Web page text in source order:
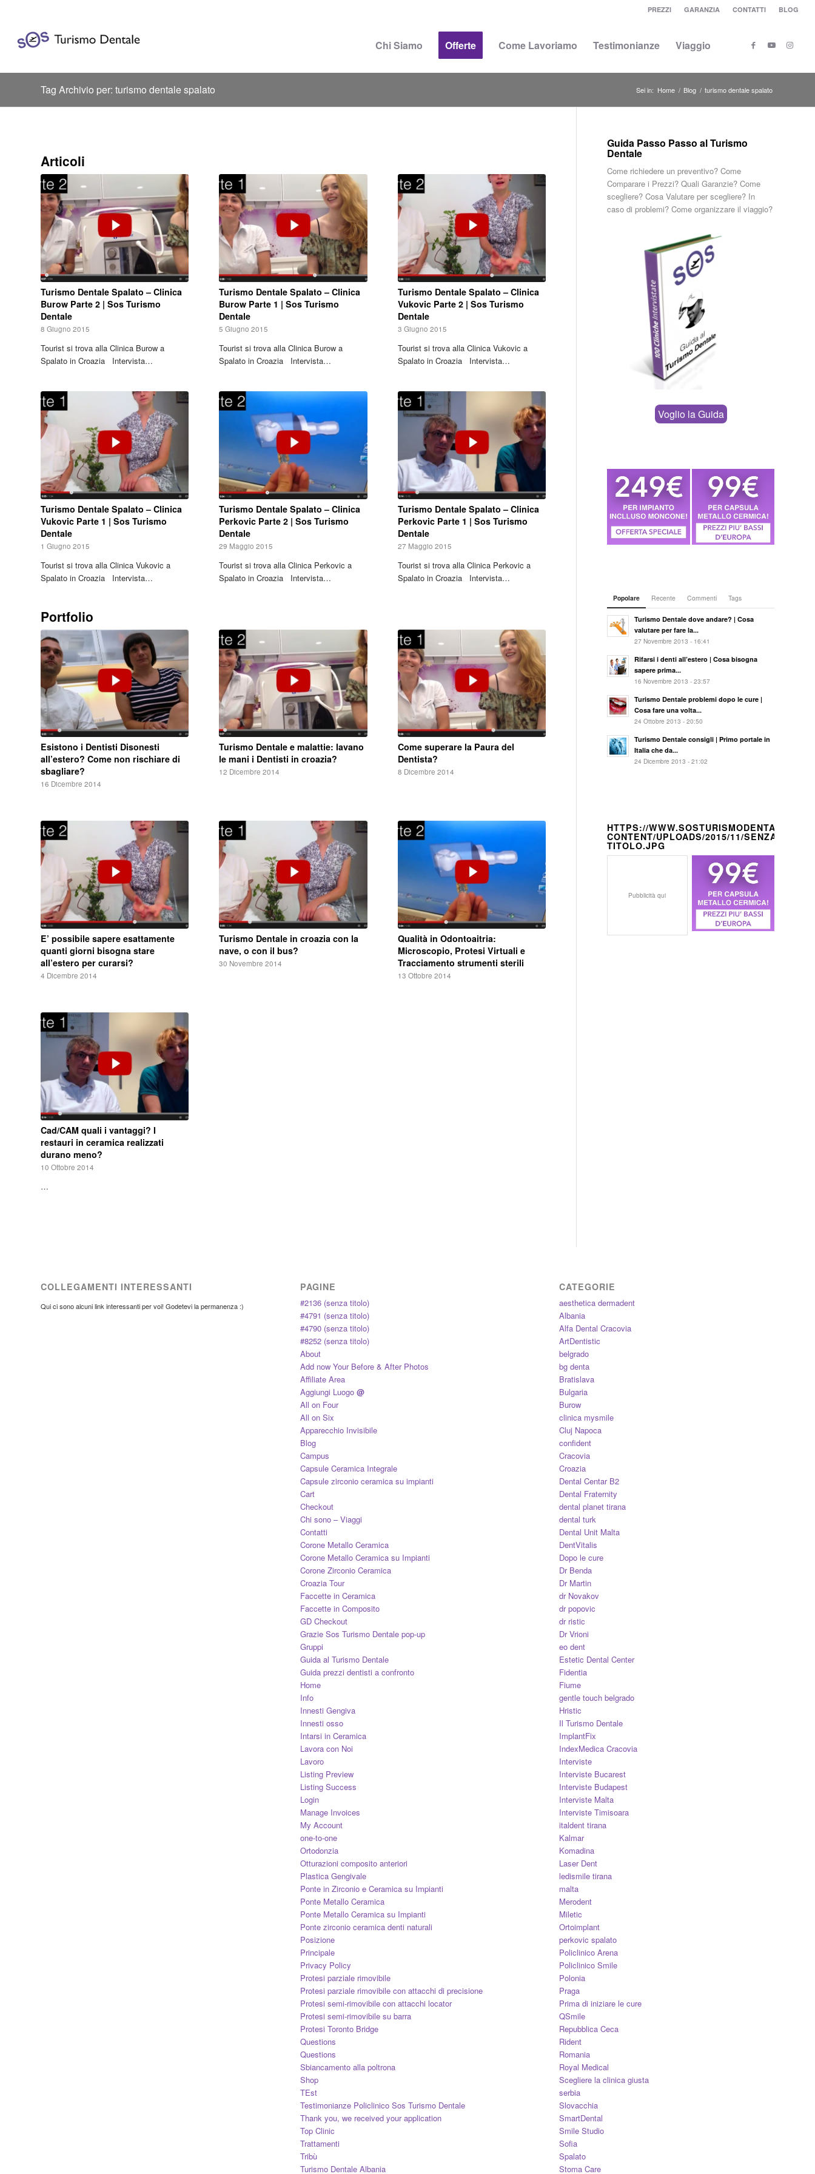
PREZZI GARANZIA CONTATTI BLOG
Chi Siamo Offerte Come Lavoriamo Testimonianze Viaggio
Tag Archivio per: turismo dentale spalato Sei in: Home / Blog / turismo dentale spalato
Articoli
Turismo Dentale Spalato – Clinica
Burow Parte 2 | Sos Turismo
Dentale
8 Giugno 2015
Tourist si trova alla Clinica Burow a
Spalato in Croazia Intervista…
Turismo Dentale Spalato – Clinica
Burow Parte 1 | Sos Turismo
Dentale
5 Giugno 2015
Tourist si trova alla Clinica Burow a
Spalato in Croazia Intervista…
Turismo Dentale Spalato – Clinica
Vukovic Parte 2 | Sos Turismo
Dentale
3 Giugno 2015
Tourist si trova alla Clinica Vukovic a
Spalato in Croazia Intervista…
Turismo Dentale Spalato – Clinica
Vukovic Parte 1 | Sos Turismo
Dentale
1 Giugno 2015
Tourist si trova alla Clinica Vukovic a
Spalato in Croazia Intervista…
Turismo Dentale Spalato – Clinica
Perkovic Parte 2 | Sos Turismo
Dentale
29 Maggio 2015
Tourist si trova alla Clinica Perkovic a
Spalato in Croazia Intervista…
Turismo Dentale Spalato – Clinica
Perkovic Parte 1 | Sos Turismo
Dentale
27 Maggio 2015
Tourist si trova alla Clinica Perkovic a
Spalato in Croazia Intervista…
Portfolio
Esistono i Dentisti Disonesti
all’estero? Come non rischiare di
sbagliare?
16 Dicembre 2014
Turismo Dentale e malattie: lavano
le mani i Dentisti in croazia?
12 Dicembre 2014
Come superare la Paura del
Dentista?
8 Dicembre 2014
E’ possibile sapere esattamente
quanti giorni bisogna stare
all’estero per curarsi?
4 Dicembre 2014
Turismo Dentale in croazia con la
nave, o con il bus?
30 Novembre 2014
Qualità in Odontoaitria:
Microscopio, Protesi Virtuali e
Tracciamento strumenti sterili
13 Ottobre 2014
Cad/CAM quali i vantaggi? I
restauri in ceramica realizzati
durano meno?
10 Ottobre 2014
…
Guida Passo Passo al Turismo
Dentale
Come richiedere un preventivo? Come
Comparare i Prezzi? Quali Garanzie? Come
scegliere? Cosa Valutare per scegliere? In
caso di problemi? Come organizzare il viaggio?
Voglio la Guida
Popolare Recente Commenti Tags
Turismo Dentale dove andare? | Cosa
valutare per fare la...
27 Novembre 2013 - 16:41
Rifarsi i denti all’estero | Cosa bisogna
sapere prima...
16 Novembre 2013 - 23:57
Turismo Dentale problemi dopo le cure |
Cosa fare una volta...
24 Ottobre 2013 - 20:50
Turismo Dentale consigli | Primo portale in
Italia che da...
24 Dicembre 2013 - 21:02
HTTPS://WWW.SOSTURISMODENTALE.IT/
CONTENT/UPLOADS/2015/11/SENZA-
TITOLO.JPG
Pubblicità qui
COLLEGAMENTI INTERESSANTI
Qui ci sono alcuni link interessanti per voi! Godetevi la permanenza :)
PAGINE
#2136 (senza titolo)
#4791 (senza titolo)
#4790 (senza titolo)
#8252 (senza titolo)
About
Add now Your Before & After Photos
Affiliate Area
Aggiungi Luogo @
All on Four
All on Six
Apparecchio Invisibile
Blog
Campus
Capsule Ceramica Integrale
Capsule zirconio ceramica su impianti
Cart
Checkout
Chi sono – Viaggi
Contatti
Corone Metallo Ceramica
Corone Metallo Ceramica su Impianti
Corone Zirconio Ceramica
Croazia Tour
Faccette in Ceramica
Faccette in Composito
GD Checkout
Grazie Sos Turismo Dentale pop-up
Gruppi
Guida al Turismo Dentale
Guida prezzi dentisti a confronto
Home
Info
Innesti Gengiva
Innesti osso
Intarsi in Ceramica
Lavora con Noi
Lavoro
Listing Preview
Listing Success
Login
Manage Invoices
My Account
one-to-one
Ortodonzia
Otturazioni composito anteriori
Plastica Gengivale
Ponte in Zirconio e Ceramica su Impianti
Ponte Metallo Ceramica
Ponte Metallo Ceramica su Impianti
Ponte zirconio ceramica denti naturali
Posizione
Principale
Privacy Policy
Protesi parziale rimovibile
Protesi parziale rimovibile con attacchi di precisione
Protesi semi-rimovibile con attacchi locator
Protesi semi-rimovibile su barra
Protesi Toronto Bridge
Questions
Questions
Sbiancamento alla poltrona
Shop
TEst
Testimonianze Policlinico Sos Turismo Dentale
Thank you, we received your application
Top Clinic
Trattamenti
Tribù
Turismo Dentale Albania
CATEGORIE
aesthetica dermadent
Albania
Alfa Dental Cracovia
ArtDentistic
belgrado
bg denta
Bratislava
Bulgaria
Burow
clinica mysmile
Cluj Napoca
confident
Cracovia
Croazia
Dental Centar B2
Dental Fraternity
dental planet tirana
dental turk
Dental Unit Malta
DentVitalis
Dopo le cure
Dr Benda
Dr Martin
dr Novakov
dr popovic
dr ristic
Dr Vrioni
eo dent
Estetic Dental Center
Fidentia
Fiume
gentle touch belgrado
Hristic
Il Turismo Dentale
ImplantFix
IndexMedica Cracovia
Interviste
Interviste Bucarest
Interviste Budapest
Interviste Malta
Interviste Timisoara
italdent tirana
Kalmar
Komadina
Laser Dent
ledismile tirana
malta
Merodent
Miletic
Ortoimplant
perkovic spalato
Policlinico Arena
Policlinico Smile
Polonia
Praga
Prima di iniziare le cure
QSmile
Repubblica Ceca
Rident
Romania
Royal Medical
Scegliere la clinica giusta
serbia
Slovacchia
SmartDental
Smile Studio
Sofia
Spalato
Stoma Care